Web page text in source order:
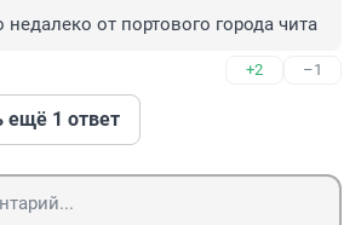
недалеко от портового города чита
+2 –1
ещё 1 ответ